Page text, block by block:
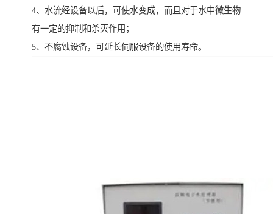
4、水流经设备以后，可使水变成，而且对于水中微生物
有一定的抑制和杀灭作用；
5、不腐蚀设备，可延长伺服设备的使用寿命。